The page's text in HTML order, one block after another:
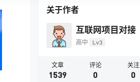
关于作者
互联网项目对接
高中 Lv3
文章
1539
评论
0
关注
0